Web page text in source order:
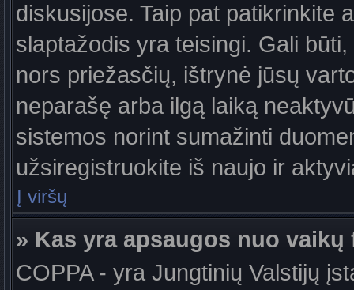
diskusijose. Taip pat patikrinkite
slaptažodis yra teisingi. Gali
nors priežasčių, ištrynė jūsų
neparašę arba ilgą laiką
sistemos norint sumažinti
užsiregistruokite iš naujo ir
Į viršų
» Kas yra apsaugos nuo vaikų
COPPA - yra Jungtinių Valstijų